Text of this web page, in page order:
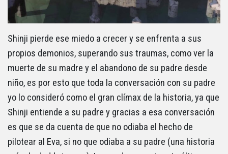
Shinji pierde ese miedo a crecer y se enfrenta a sus
propios demonios, superando sus traumas, como ver la
muerte de su madre y el abandono de su padre desde
niño, es por esto que toda la conversación con su padre
yo lo consideró como el gran clímax de la historia, ya que
Shinji entiende a su padre y gracias a esa conversación
es que se da cuenta de que no odiaba el hecho de
pilotear al Eva, si no que odiaba a su padre (una historia